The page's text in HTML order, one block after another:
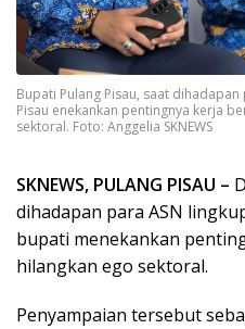
Bupati Pulang Pisau, saat
Pisau enekankan pentingnya kerja
sektoral. Foto: Anggelia SKNEWS
SKNEWS, PULANG PISAU –
dihadapan para ASN
bupati menekankan
hilangkan ego sektoral.
Penyampaian tersebut